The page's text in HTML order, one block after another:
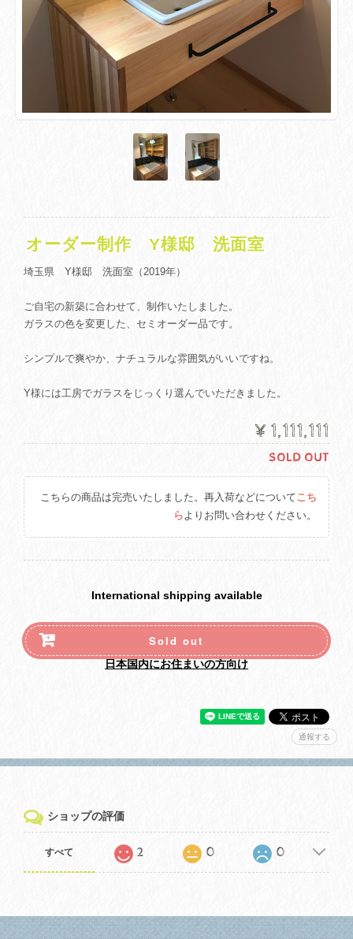
オーダー制作 Y様邸 洗面室
埼玉県 Y様邸 洗面室（2019年）
ご自宅の新築に合わせて、制作いたしました。
ガラスの色を変更した、セミオーダー品です。
シンプルで爽やか、ナチュラルな雰囲気がいいですね。
Y様には工房でガラスをじっくり選んでいただきました。
¥1,111,111
SOLD OUT
こちらの商品は完売いたしました。再入荷などについてこち
らよりお問い合わせください。
International shipping available
Sold out
日本国内にお住まいの方向け
通報する
ショップの評価
すべて 2 0 0